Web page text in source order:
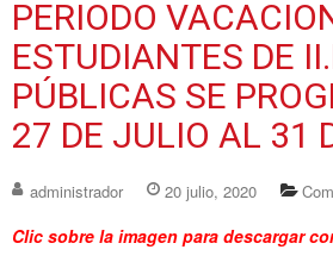
PERIODO
ESTUDIANTES DE
PÚBLICAS SE
27 DE JULIO AL 31
administrador 20 julio, 2020
Clic sobre la imagen para descargar